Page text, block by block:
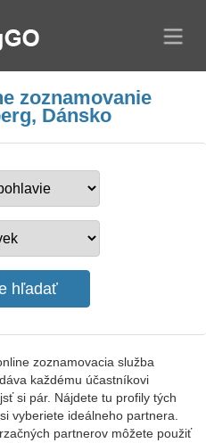
zoznamovanie
Dánsko
zoznamovacia služba
každému účastníkovi
si pár. Nájdete tu profily tých
vyberiete ideálneho partnera.
partnerov môžete použiť